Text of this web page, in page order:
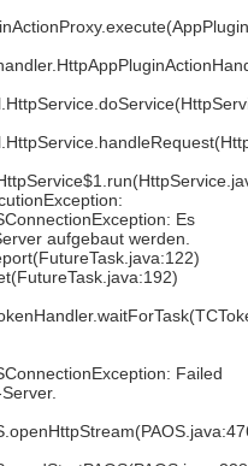
Es
aufgebaut werden.
Failed